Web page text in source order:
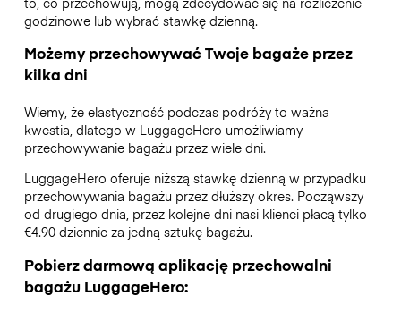
godzinowe lub wybrać stawkę dzienną.
Możemy przechowywać Twoje bagaże przez
kilka dni
Wiemy, że elastyczność podczas podróży to ważna
kwestia, dlatego w LuggageHero umożliwiamy
przechowywanie bagażu przez wiele dni.
LuggageHero oferuje niższą stawkę dzienną w przypadku
przechowywania bagażu przez dłuższy okres. Począwszy
od drugiego dnia, przez kolejne dni nasi klienci płacą tylko
€4.90 dziennie za jedną sztukę bagażu.
Pobierz darmową aplikację przechowalni
bagażu LuggageHero: